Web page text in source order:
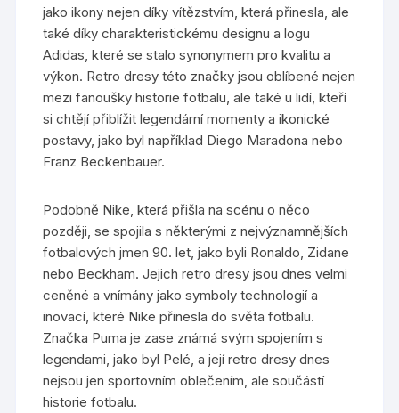
jako ikony nejen díky vítězstvím, která přinesla, ale
také díky charakteristickému designu a logu
Adidas, které se stalo synonymem pro kvalitu a
výkon. Retro dresy této značky jsou oblíbené nejen
mezi fanoušky historie fotbalu, ale také u lidí, kteří
si chtějí přiblížit legendární momenty a ikonické
postavy, jako byl například Diego Maradona nebo
Franz Beckenbauer.
Podobně Nike, která přišla na scénu o něco
později, se spojila s některými z nejvýznamnějších
fotbalových jmen 90. let, jako byli Ronaldo, Zidane
nebo Beckham. Jejich retro dresy jsou dnes velmi
ceněné a vnímány jako symboly technologií a
inovací, které Nike přinesla do světa fotbalu.
Značka Puma je zase známá svým spojením s
legendami, jako byl Pelé, a její retro dresy dnes
nejsou jen sportovním oblečením, ale součástí
historie fotbalu.